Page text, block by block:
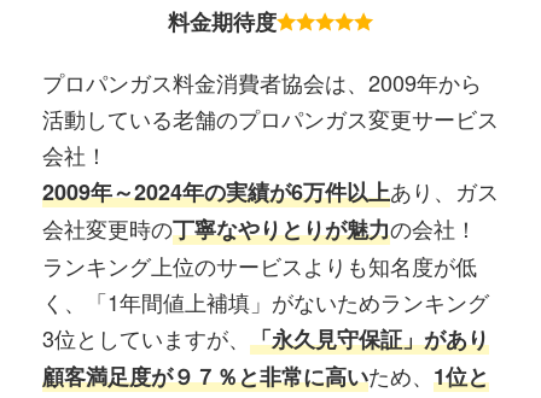
料金期待度
プロパンガス料金消費者協会は、2009年から
活動している老舗のプロパンガス変更サービス
会社！
2009年～2024年の実績が6万件以上あり、ガス
会社変更時の丁寧なやりとりが魅力の会社！
ランキング上位のサービスよりも知名度が低
く、「1年間値上補填」がないためランキング
3位としていますが、 「永久見守保証」があり
顧客満足度が９７％と非常に高いため、 1位と